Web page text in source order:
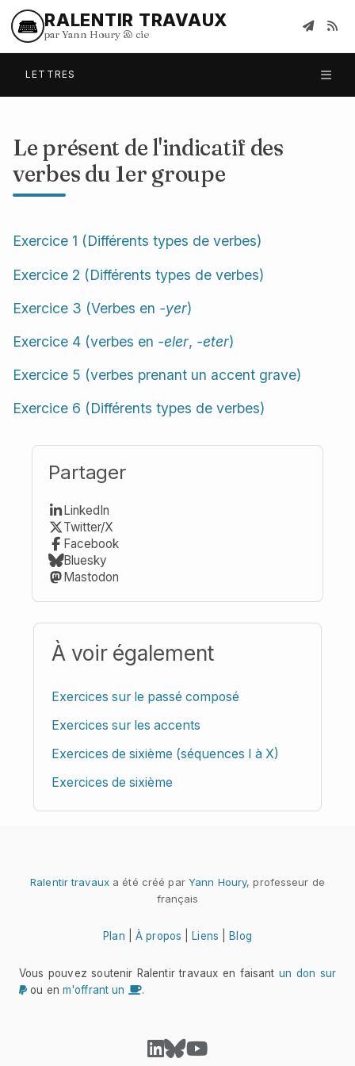
RALENTIR TRAVAUX
par Yann Houry & cie
LETTRES
Le présent de l'indicatif des
verbes du 1er groupe
Exercice 1 (Différents types de verbes)
Exercice 2 (Différents types de verbes)
Exercice 3 (Verbes en -yer)
Exercice 4 (verbes en -eler, -eter)
Exercice 5 (verbes prenant un accent grave)
Exercice 6 (Différents types de verbes)
Partager
LinkedIn
Twitter/X
Facebook
Bluesky
Mastodon
À voir également
Exercices sur le passé composé
Exercices sur les accents
Exercices de sixième (séquences I à X)
Exercices de sixième
Ralentir travauxa été créé par Yann Houry, professeur de
français
Plan |À propos Liens Blog
Vous pouvez soutenir Ralentir travaux en faisant un don sur
ou en m'offrant un .